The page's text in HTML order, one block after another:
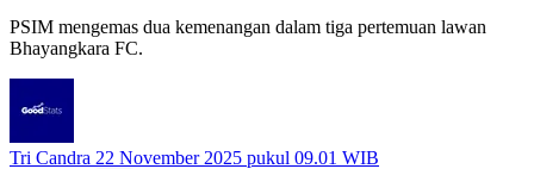
PSIM mengemas dua kemenangan dalam tiga pertemuan lawan
Bhayangkara FC.
Tri Candra 22 November 2025 pukul 09.01 WIB